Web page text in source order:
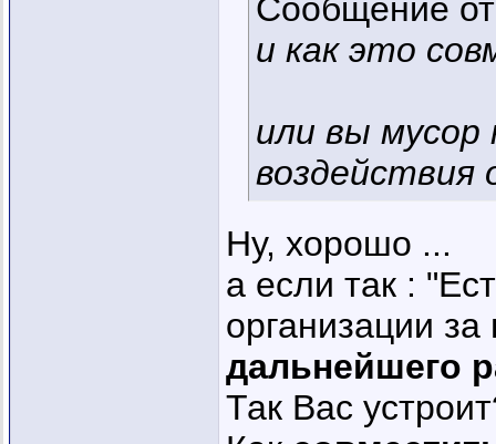
Сообщение
и как это
или вы мусор
Ну, хорошо ...
а если так :
организации за
дальнейшего
Так Вас